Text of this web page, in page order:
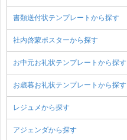
書類送付状テンプレートから探す
社内啓蒙ポスターから探す
お中元お礼状テンプレートから探す
お歳暮お礼状テンプレートから探す
レジュメから探す
アジェンダから探す